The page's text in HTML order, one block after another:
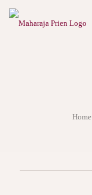
Home